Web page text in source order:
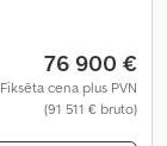
76 900 €
Fiksēta cena plus PVN
(91 511 € bruto)